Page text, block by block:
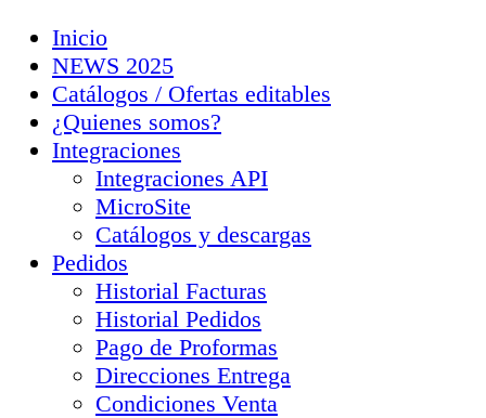
Inicio
NEWS 2025
Catálogos / Ofertas editables
¿Quienes somos?
Integraciones
Integraciones API
MicroSite
Catálogos y descargas
Pedidos
Historial Facturas
Historial Pedidos
Pago de Proformas
Direcciones Entrega
Condiciones Venta